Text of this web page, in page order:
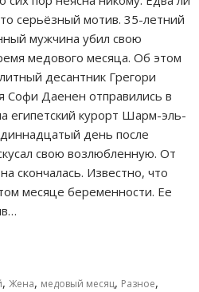
серьёзный мотив. 35-летний
мужчина убил свою
медового месяца. Об этом
десантник Грегори
Софи Даенен отправились в
египетский курорт Шарм-эль-
день после
свою возлюбленную. От
скончалась. Известно, что
месяце беременности. Ее
,Жена, медовый месяц, Разное,